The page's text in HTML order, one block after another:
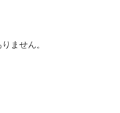
ません。